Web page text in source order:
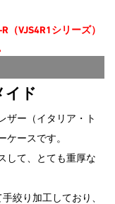
（VJS4R1シリーズ）
イド
ザー（イタリア・ト
ケースです。
して、とても重厚な
絞り加工しており、